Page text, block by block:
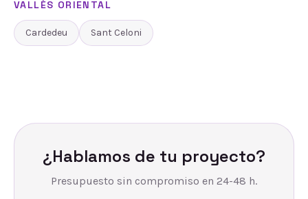
VALLÈS ORIENTAL
Cardedeu Sant Celoni
¿Hablamos de tu proyecto?
Presupuesto sin compromiso en 24-48 h.